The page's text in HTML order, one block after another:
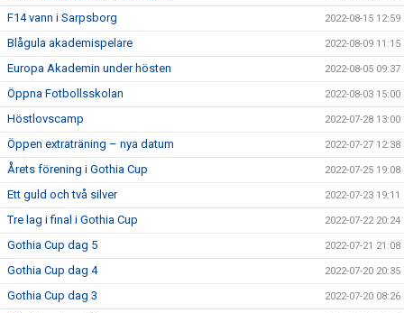
F14 vann i Sarpsborg 2022-08-15 12:59
Blågula akademispelare 2022-08-09 11:15
Europa Akademin under hösten 2022-08-05 09:37
Öppna Fotbollsskolan 2022-08-03 15:00
Höstlovscamp 2022-07-28 13:00
Öppen extraträning – nya datum 2022-07-27 12:38
Årets förening i Gothia Cup 2022-07-25 19:08
Ett guld och två silver 2022-07-23 19:11
Tre lag i final i Gothia Cup 2022-07-22 20:24
Gothia Cup dag 5 2022-07-21 21:08
Gothia Cup dag 4 2022-07-20 20:35
Gothia Cup dag 3 2022-07-20 08:26